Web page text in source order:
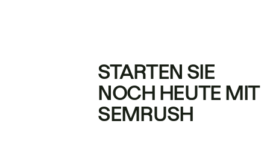
STARTEN SIE
NOCH HEUTE MIT
SEMRUSH